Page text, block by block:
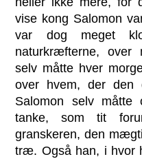
vise kong Salomon
var dog meget
naturkræfterne,
selv måtte hver
over hvem, der den
Salomon selv
tanke, som tit
granskeren, den
træ. Også han, i hvor